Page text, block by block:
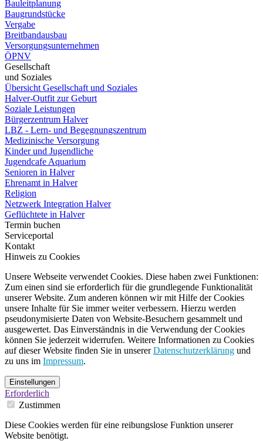
Bauleitplanung
Baugrundstücke
Vergabe
Breitbandausbau
Versorgungsunternehmen
ÖPNV
Gesellschaft
und Soziales
Übersicht Gesellschaft und Soziales
Halver-Outfit zur Geburt
Soziale Leistungen
Bürgerzentrum Halver
LBZ - Lern- und Begegnungszentrum
Medizinische Versorgung
Kinder und Jugendliche
Jugendcafe Aquarium
Senioren in Halver
Ehrenamt in Halver
Religion
Netzwerk Integration Halver
Geflüchtete in Halver
Termin buchen
Serviceportal
Kontakt
Hinweis zu Cookies
Unsere Webseite verwendet Cookies. Diese haben zwei Funktionen:
Zum einen sind sie erforderlich für die grundlegende Funktionalität
unserer Website. Zum anderen können wir mit Hilfe der Cookies
unsere Inhalte für Sie immer weiter verbessern. Hierzu werden
pseudonymisierte Daten von Website-Besuchern gesammelt und
ausgewertet. Das Einverständnis in die Verwendung der Cookies
können Sie jederzeit widerrufen. Weitere Informationen zu Cookies
auf dieser Website finden Sie in unsererDatenschutzerklärung und
zu uns im Impressum.
Einstellungen
Erforderlich
Zustimmen
Diese Cookies werden für eine reibungslose Funktion unserer
Website benötigt.